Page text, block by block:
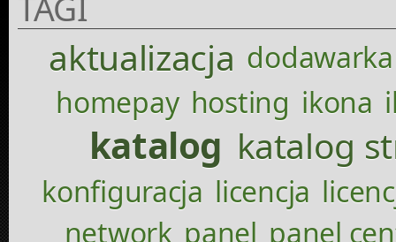
aktualizacja dodawarka
homepay hosting ikona
katalog katalog
konfiguracja licencja
network panel panel